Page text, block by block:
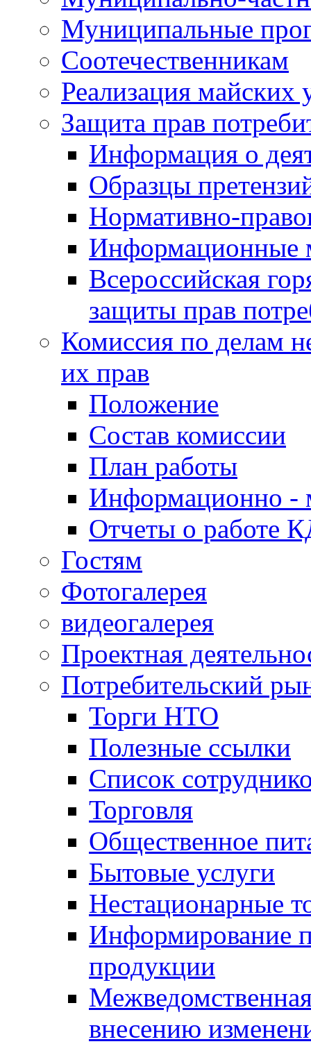
Муниципальные
Соотечественникам
Реализация майских
Защита прав
Информация о
Образцы
Нормативно-
Информационные
Всероссийская
защиты прав
Комиссия по делам
их прав
Положение
Состав комиссии
План работы
Информационно -
Отчеты о работе
Гостям
Фотогалерея
видеогалерея
Проектная
Потребительский
Торги НТО
Полезные ссылки
Список
Торговля
Общественное
Бытовые услуги
Нестационарные
Информирование
продукции
внесению